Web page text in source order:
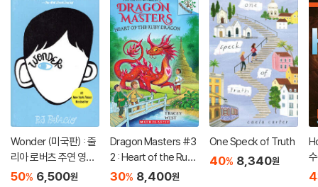
Wonder (미국판) : 줄
리아 로버츠 주연 영화
'원더' 원작 소설
50% 6,500원
Dragon Masters #3
2 : Heart of the Ruby
Dragon (A Branches
30% 8,400원
One Speck of Truth
40% 8,340원